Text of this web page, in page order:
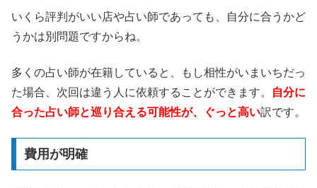
いくら評判がいい店や占い師であっても、自分に合うかど
うかは別問題ですからね。
多くの占い師が在籍していると、もし相性がいまいちだっ
た場合、次回は違う人に依頼することができます。
自分に
合った占い師と巡り合える可能性が、ぐっと高い訳です。
費用が明確